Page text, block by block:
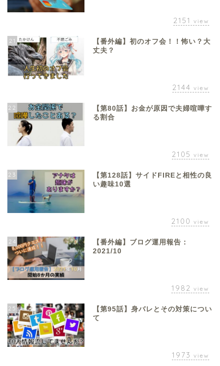
2151 view
21
【番外編】初のオフ会！！怖い？大
丈夫？
2144 view
22
【第80話】お金が原因で夫婦喧嘩す
る割合
2105 view
23
【第128話】サイドFIREと相性の良
い趣味10選
2100 view
24
【番外編】ブログ運用報告：
2021/10
1982 view
25
【第95話】身バレとその対策につい
て
1973 view